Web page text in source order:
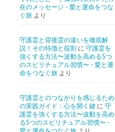
在のメッセージ - 愛と運命をつな
ぐ旅 より
守護霊と背後霊の違いを徹底解
説！その特徴と役割 に 守護霊を
強くする方法〜波動を高める5つ
のスピリチュアル習慣〜 - 愛と運
命をつなぐ旅 より
守護霊とのつながりを感じるため
の実践ガイド：心を開く鍵 に 守
護霊を強くする方法〜波動を高め
る5つのスピリチュアル習慣〜 -
愛と運命をつなぐ旅 より